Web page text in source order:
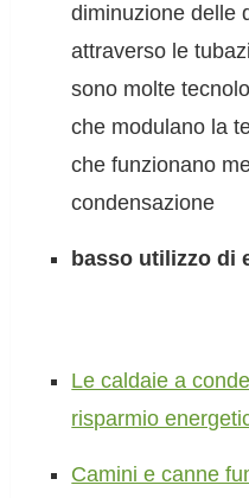
diminuzione delle
attraverso le
sono molte
che modulano la
che funzionano
condensazione
basso utilizzo di
Le caldaie a
risparmio
Camini e canne